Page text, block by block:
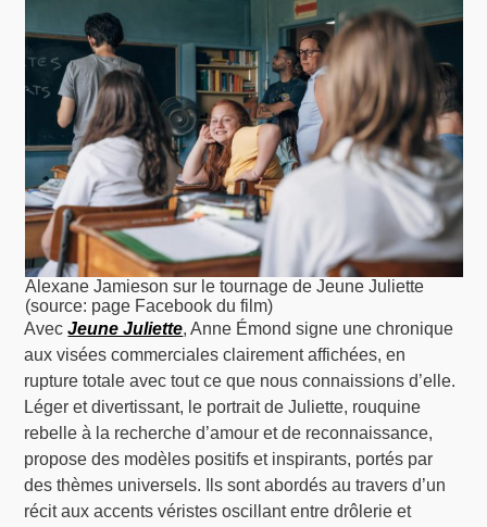
Alexane Jamieson sur le tournage de Jeune Juliette
(source: page Facebook du film)
AvecJeune Juliette, Anne Émond signe une chronique
aux visées commerciales clairement affichées, en
rupture totale avec tout ce que nous connaissions d’elle.
Léger et divertissant, le portrait de Juliette, rouquine
rebelle à la recherche d’amour et de reconnaissance,
propose des modèles positifs et inspirants, portés par
des thèmes universels. Ils sont abordés au travers d’un
récit aux accents véristes oscillant entre drôlerie et